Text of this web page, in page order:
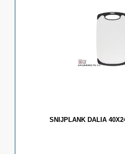
SNIJPLANK DALIA